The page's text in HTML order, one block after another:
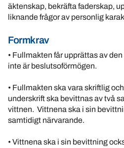
äktenskap, bekräfta faderskap,
liknande frågor av personlig
Formkrav
• Fullmakten får upprättas av
inte är beslutsoförmögen.
• Fullmakten ska vara skriftlig
underskrift ska bevittnas av två
vittnen. Vittnena ska i sin
samtidigt närvarande.
• Vittnena ska i sin bevittning